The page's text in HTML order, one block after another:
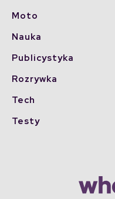
Moto
Nauka
Publicystyka
Rozrywka
Tech
Testy